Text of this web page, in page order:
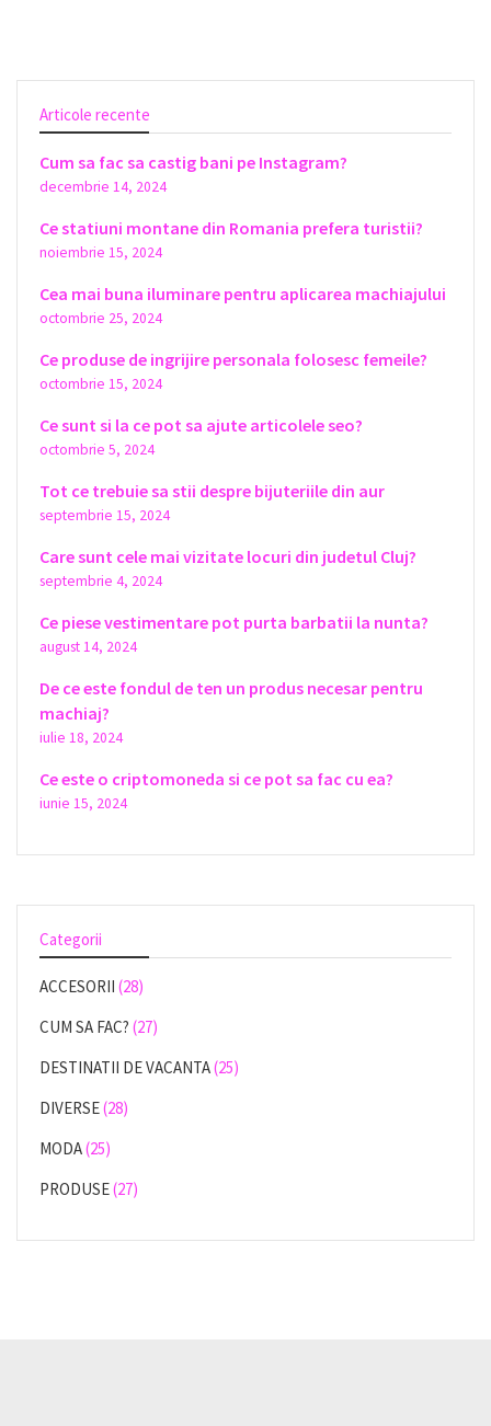
Articole recente
Cum sa fac sa castig bani pe Instagram?
decembrie 14, 2024
Ce statiuni montane din Romania prefera turistii?
noiembrie 15, 2024
Cea mai buna iluminare pentru aplicarea machiajului
octombrie 25, 2024
Ce produse de ingrijire personala folosesc femeile?
octombrie 15, 2024
Ce sunt si la ce pot sa ajute articolele seo?
octombrie 5, 2024
Tot ce trebuie sa stii despre bijuteriile din aur
septembrie 15, 2024
Care sunt cele mai vizitate locuri din judetul Cluj?
septembrie 4, 2024
Ce piese vestimentare pot purta barbatii la nunta?
august 14, 2024
De ce este fondul de ten un produs necesar pentru
machiaj?
iulie 18, 2024
Ce este o criptomoneda si ce pot sa fac cu ea?
iunie 15, 2024
Categorii
ACCESORII (28)
CUM SA FAC? (27)
DESTINATII DE VACANTA(25)
DIVERSE(28)
MODA(25)
PRODUSE(27)